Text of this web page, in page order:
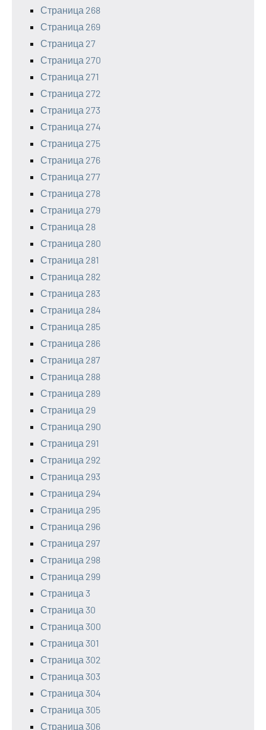
Страница 268
Страница 269
Страница 27
Страница 270
Страница 271
Страница 272
Страница 273
Страница 274
Страница 275
Страница 276
Страница 277
Страница 278
Страница 279
Страница 28
Страница 280
Страница 281
Страница 282
Страница 283
Страница 284
Страница 285
Страница 286
Страница 287
Страница 288
Страница 289
Страница 29
Страница 290
Страница 291
Страница 292
Страница 293
Страница 294
Страница 295
Страница 296
Страница 297
Страница 298
Страница 299
Страница 3
Страница 30
Страница 300
Страница 301
Страница 302
Страница 303
Страница 304
Страница 305
Страница 306